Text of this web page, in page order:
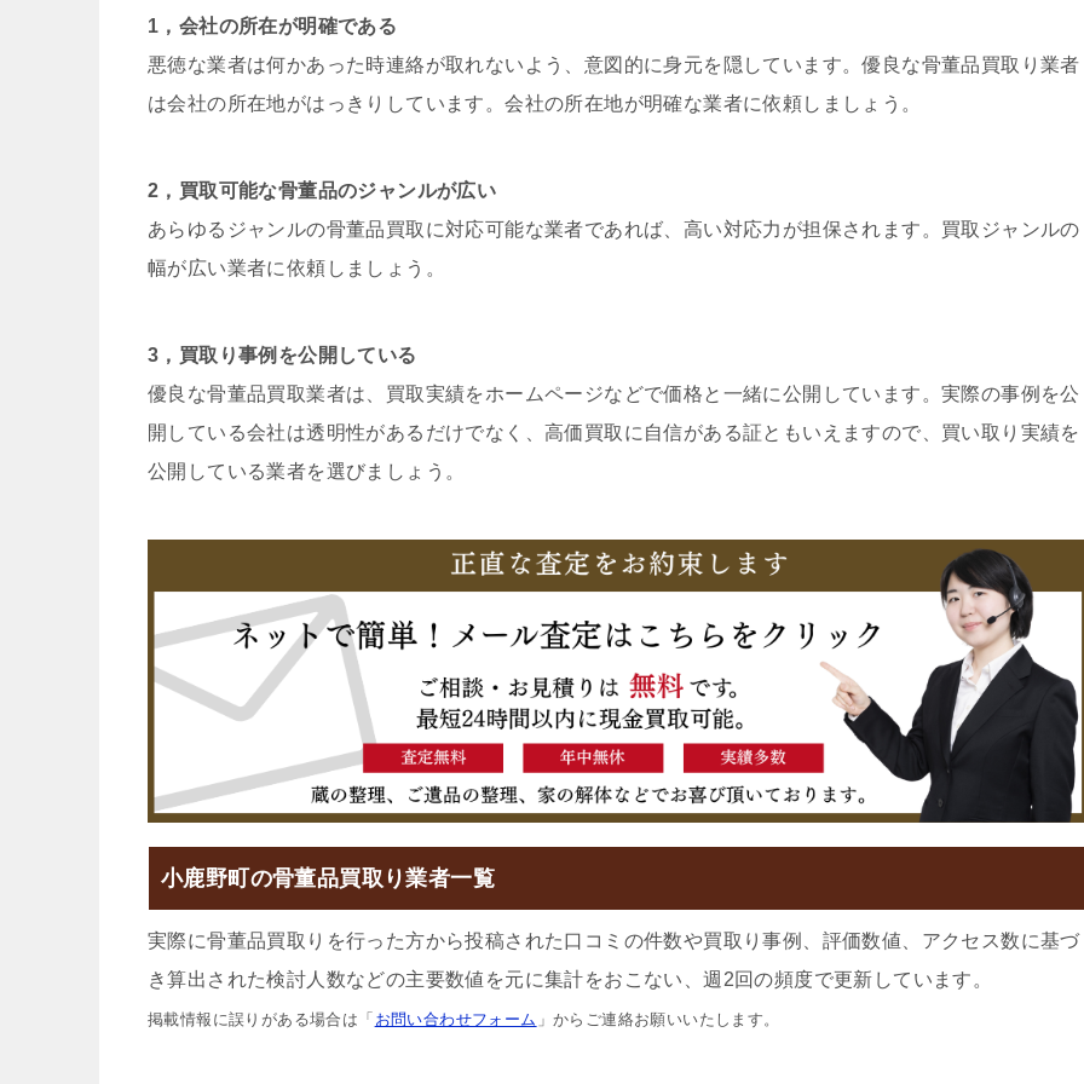
1，会社の所在が明確である
悪徳な業者は何かあった時連絡が取れないよう、意図的に身元を隠しています。優良な骨董品買取り業者
は会社の所在地がはっきりしています。会社の所在地が明確な業者に依頼しましょう。
2，買取可能な骨董品のジャンルが広い
あらゆるジャンルの骨董品買取に対応可能な業者であれば、高い対応力が担保されます。買取ジャンルの
幅が広い業者に依頼しましょう。
3，買取り事例を公開している
優良な骨董品買取業者は、買取実績をホームページなどで価格と一緒に公開しています。実際の事例を公
開している会社は透明性があるだけでなく、高価買取に自信がある証ともいえますので、買い取り実績を
公開している業者を選びましょう。
小鹿野町の骨董品買取り業者一覧
実際に骨董品買取りを行った方から投稿された口コミの件数や買取り事例、評価数値、アクセス数に基づ
き算出された検討人数などの主要数値を元に集計をおこない、週2回の頻度で更新しています。
掲載情報に誤りがある場合は「 お問い合わせフォーム 」からご連絡お願いいたします。